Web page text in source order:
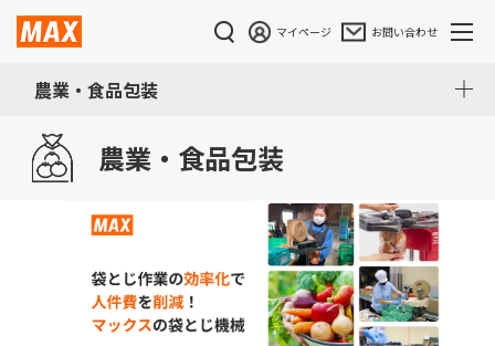
マイページ お問い合わせ
農業・食品包装
農業・食品包装